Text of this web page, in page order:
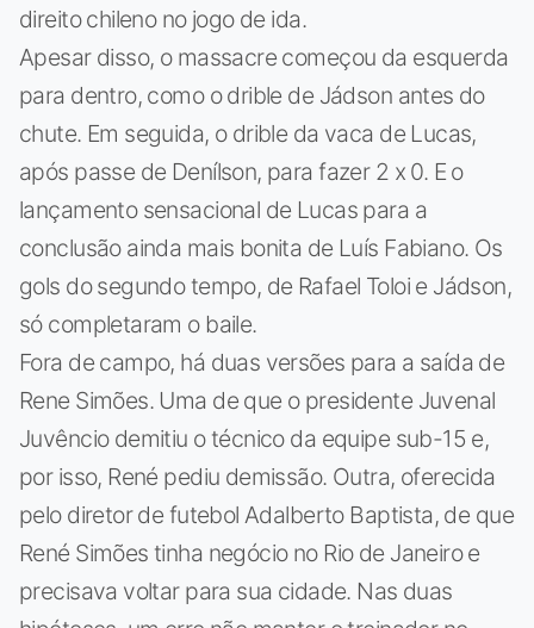
direito chileno no jogo de ida.
Apesar disso, o massacre começou da esquerda
para dentro, como o drible de Jádson antes do
chute. Em seguida, o drible da vaca de Lucas,
após passe de Denílson, para fazer 2 x 0. E o
lançamento sensacional de Lucas para a
conclusão ainda mais bonita de Luís Fabiano. Os
gols do segundo tempo, de Rafael Toloi e Jádson,
só completaram o baile.
Fora de campo, há duas versões para a saída de
Rene Simões. Uma de que o presidente Juvenal
Juvêncio demitiu o técnico da equipe sub-15 e,
por isso, René pediu demissão. Outra, oferecida
pelo diretor de futebol Adalberto Baptista, de que
René Simões tinha negócio no Rio de Janeiro e
precisava voltar para sua cidade. Nas duas